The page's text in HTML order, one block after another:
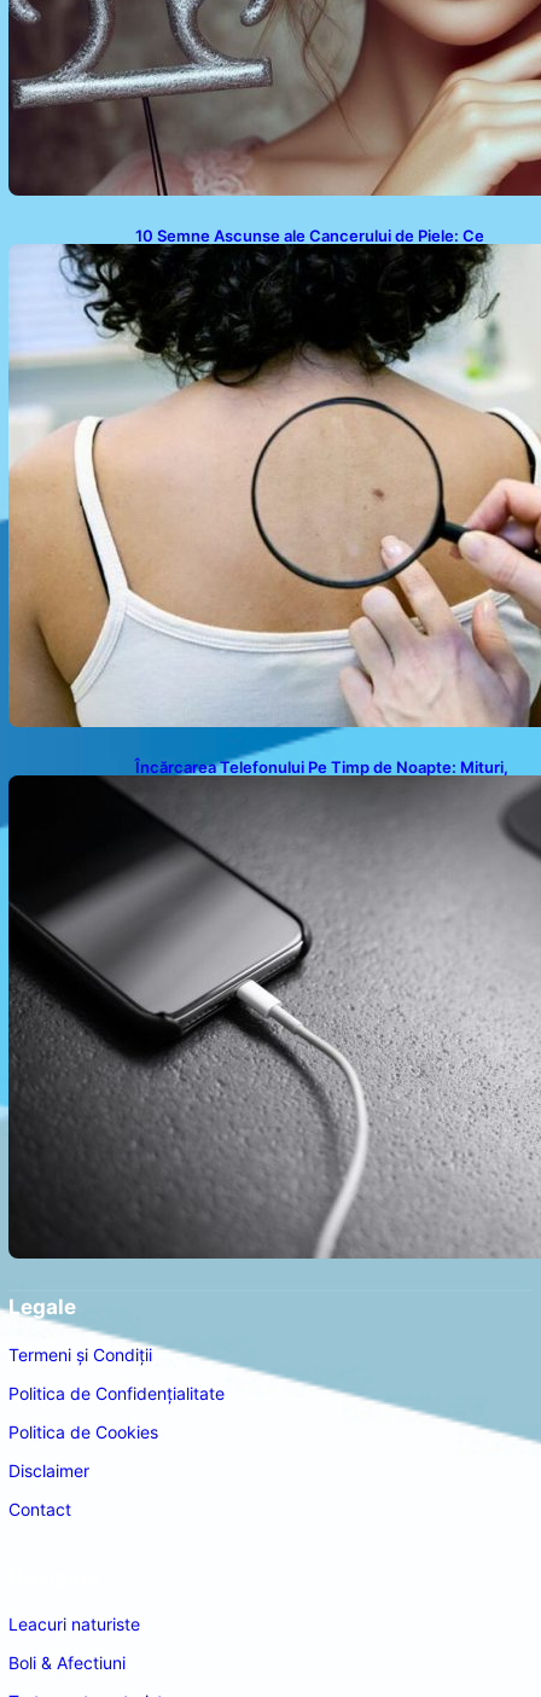
10 Semne Ascunse ale Cancerului de Piele: Ce
Trebuie să Știm pentru a Ne Proteja
Încărcarea Telefonului Pe Timp de Noapte: Mituri,
Legale
Termeni și Condiții
Politica de Confidențialitate
Politica de Cookies
Disclaimer
Contact
Leacuri naturiste
Boli & Afectiuni